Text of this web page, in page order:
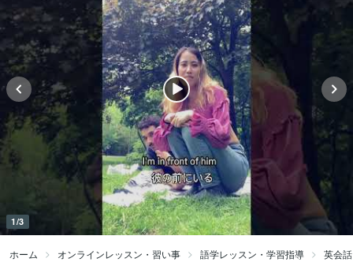
1/3
ホーム オンラインレッスン・習い事 語学レッスン・学習指導 英会